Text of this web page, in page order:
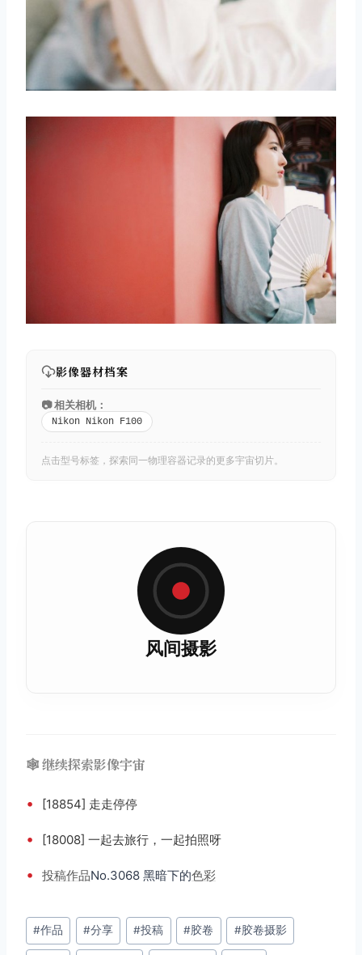
影像器材档案
📷 相关相机：
Nikon Nikon F100
点击型号标签，探索同一物理容器记录的更多宇宙切片。
风间摄影
🕸️ 继续探索影像宇宙
• [18854] 走走停停
• [18008] 一起去旅行，一起拍照呀
• 投稿作品No.3068 黑暗下的色彩
文
章
#作品 #分享 #投稿 #胶卷 #胶卷摄影